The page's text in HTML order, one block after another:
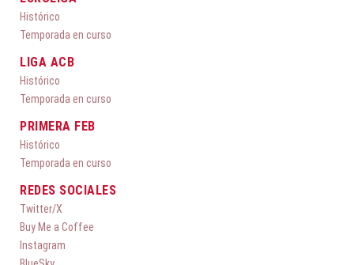
Histórico
Temporada en curso
LIGA ACB
Histórico
Temporada en curso
PRIMERA FEB
Histórico
Temporada en curso
REDES SOCIALES
Twitter/X
Buy Me a Coffee
Instagram